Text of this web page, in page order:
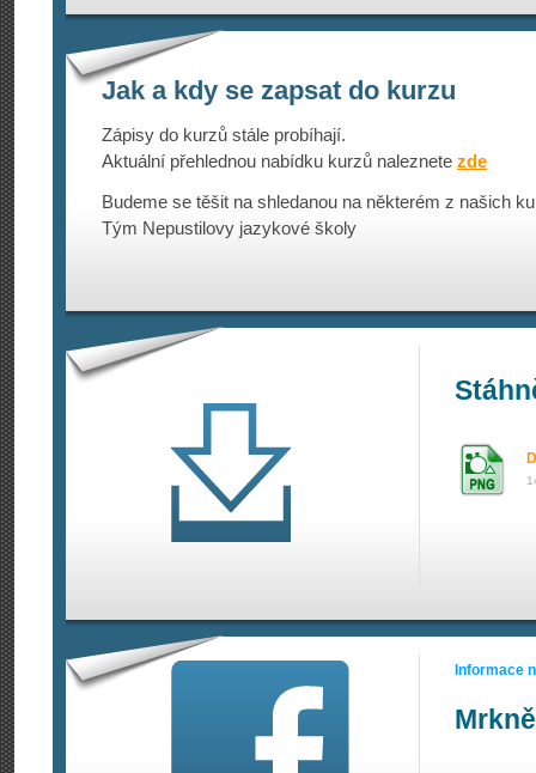
Jak a kdy se zapsat do kurzu
Zápisy do kurzů stále probíhají.
Aktuální přehlednou nabídku kurzů naleznete zde
Budeme se těšit na shledanou na některém z našich
Tým Nepustilovy jazykové školy
Informace